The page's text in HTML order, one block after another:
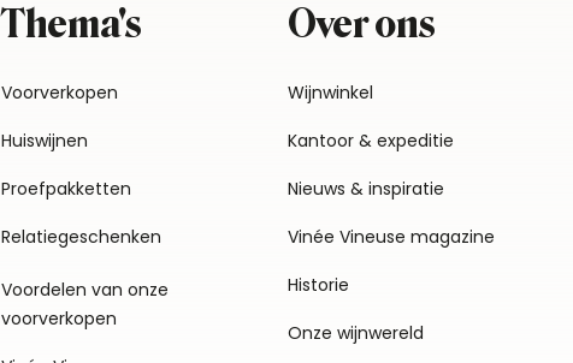
Thema's
Voorverkopen
Huiswijnen
Proefpakketten
Relatiegeschenken
Voordelen van onze
voorverkopen
Over ons
Wijnwinkel
Kantoor & expeditie
Nieuws & inspiratie
Vinée Vineuse magazine
Historie
Onze wijnwereld